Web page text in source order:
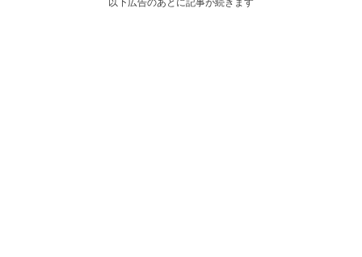
以下広告のあとに記事が続きます